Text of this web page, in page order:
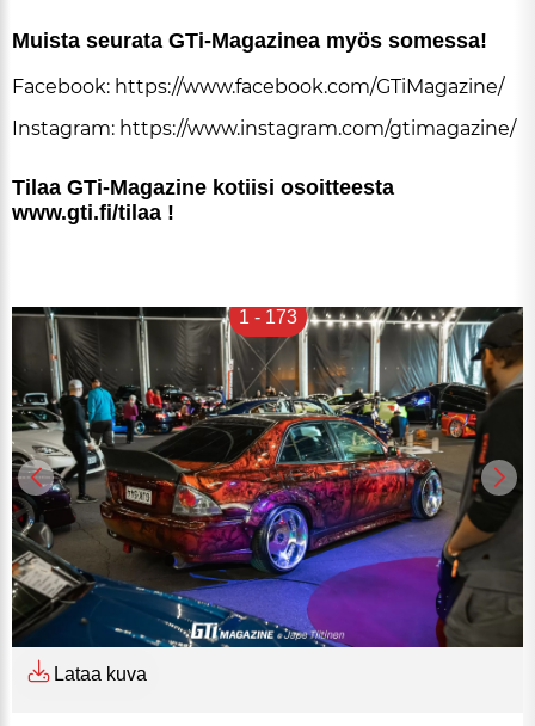
Muis­ta seu­ra­ta GTi-Ma­ga­zi­nea myös so­mes­sa!
Fa­ce­book: https://www.fa­ce­book.com/GTi­Ma­ga­zi­ne/
Ins­tag­ram: https://www.ins­tag­ram.com/gti­ma­ga­zi­ne/
Ti­laa GTi-Ma­ga­zi­ne ko­tii­si osoit­tees­ta
www.gti.fi/ti­laa !
Lataa kuva
1 - 173